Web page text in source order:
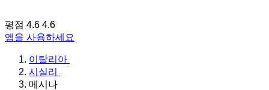
평점 4.6 4.6
앱을 사용하세요
이탈리아
시실리
메시나